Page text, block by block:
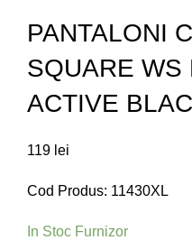
PANTALONI
SQUARE WS
ACTIVE
119 lei
Cod Produs: 11430XL
In Stoc Furnizor